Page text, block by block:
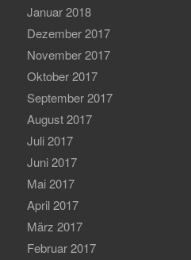
Januar 2018
Dezember 2017
November 2017
Oktober 2017
September 2017
August 2017
Juli 2017
Juni 2017
Mai 2017
April 2017
März 2017
Februar 2017